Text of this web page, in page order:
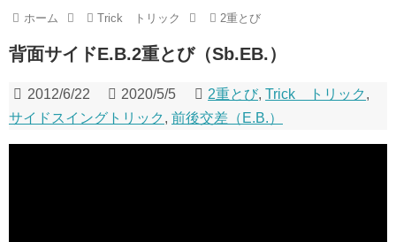
ホーム Trick トリック 2重とび
背面サイドE.B.2重とび（Sb.EB.）
2012/6/22 2020/5/5 2重とび,Trick トリック ,
サイドスイングトリック , 前後交差（E.B.）